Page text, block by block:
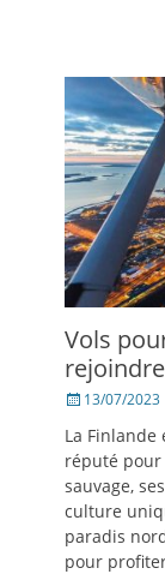
Vols
Posté13/07/2023
La
réputé pour
sauvage,
culture
paradis
pour